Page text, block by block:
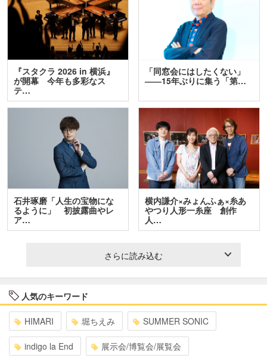
『スタクラ 2026 in 横浜』
が開幕 今年も多彩なス
テ…
「同窓会にはしたくない」
――15年ぶりに集う「第…
石井琢磨「人生の宝物にな
るように」 初披露曲やレ
ア…
横内謙介×みょんふぁ×糸あ
やつり人形一糸座 創作
人…
さらに読み込む
人気のキーワード
HIMARI 堀ちえみ SUMMER SONIC
indigo la End 展示会/博覧会/展覧会